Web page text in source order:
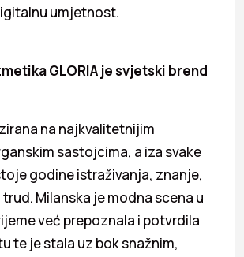
umjetnost.
GLORIA je svjetski brend
na najkvalitetnijim
sastojcima, a iza svake
godine istraživanja, znanje,
Milanska je modna scena u
već prepoznala i potvrdila
te je stala uz bok snažnim,